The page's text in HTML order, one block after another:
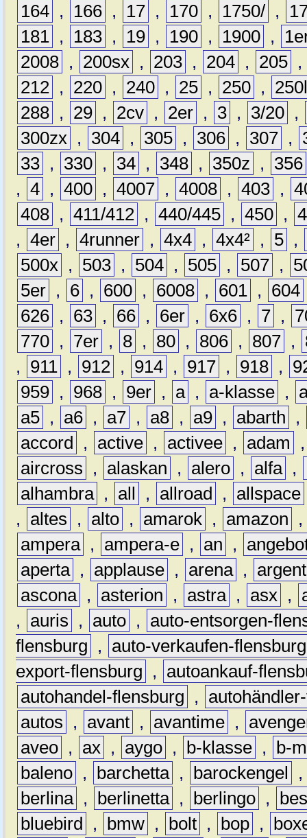
164 , 166 , 17 , 170 , 1750/ ,
181 , 183 , 19 , 190 , 1900 ,
2008 , 200sx , 203 , 204 , 205 ,
212 , 220 , 240 , 25 , 250 ,
288 , 29 , 2cv , 2er , 3 , 3/20 ,
300zx , 304 , 305 , 306 , 307 ,
33 , 330 , 34 , 348 , 350z ,
356
, 4 , 400 , 4007 , 4008 , 403 ,
408 , 411/412 , 440/445 , 450 ,
, 4er , 4runner , 4x4 , 4x4² , 5 ,
500x , 503 , 504 , 505 , 507 ,
5er , 6 , 600 , 6008 , 601 , 604
626 , 63 , 66 , 6er , 6x6 , 7 ,
770 , 7er , 8 , 80 , 806 , 807 ,
,
911 , 912 , 914 , 917 , 918 ,
959 , 968 , 9er , a , a-klasse ,
a5 , a6 , a7 , a8 , a9 , abarth
,
accord
, active , activee , adam
aircross
, alaskan , alero , alfa ,
alhambra , all , allroad , allspace
,
altes , alto , amarok , amazon
ampera , ampera-e , an ,
aperta , applause , arena ,
ascona , asterion , astra , asx ,
,
auris , auto ,
auto-entsorgen-
flensburg
,
auto-verkaufen-flensburg
export-flensburg
,
autoankauf-
autohandel-flensburg
,
autos
, avant , avantime ,
aveo , ax , aygo , b-klasse ,
b-
baleno , barchetta , barockengel
berlina , berlinetta , berlingo ,
bluebird
, bmw , bolt , bop ,